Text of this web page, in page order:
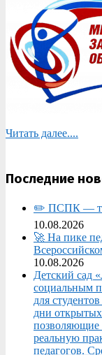
Читать далее....
Последние
✏️ ПСПК —
10.08.2026
🚀 На пике
10.08.2026
Детский сад
социальным
для
дни
позволяющие
реальную
педагогов.